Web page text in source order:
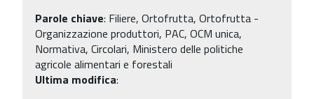
Parole chiave: Filiere, Ortofrutta, Ortofrutta -
Organizzazione produttori, PAC, OCM unica,
Normativa, Circolari, Ministero delle politiche
agricole alimentari e forestali
Ultima modifica: